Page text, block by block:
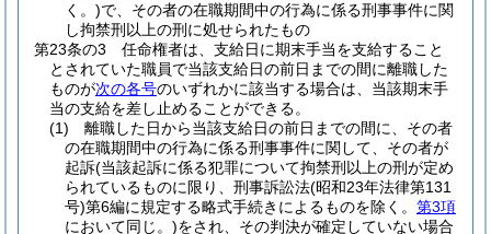
く。)で、その者の在職期間中の行為に係る刑事事件に関
し拘禁刑以上の刑に処せられたもの
第23条の3
任命権者は、支給日に期末手当を支給すること
とされていた職員で当該支給日の前日までの間に離職した
ものが次の各号のいずれかに該当する場合は、当該期末手
当の支給を差し止めることができる。
(1)
離職した日から当該支給日の前日までの間に、その者
の在職期間中の行為に係る刑事事件に関して、その者が
起訴(当該起訴に係る犯罪について拘禁刑以上の刑が定め
られているものに限り、刑事訴訟法(昭和23年法律第131
号)第6編に規定する略式手続きによるものを除く。 第3項
において同じ。)をされ、その判決が確定していない場合